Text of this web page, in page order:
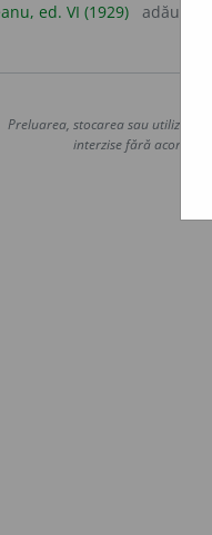
ed. VI (1929) adăugată
Preluarea, stocarea sau
interzise fără acordul